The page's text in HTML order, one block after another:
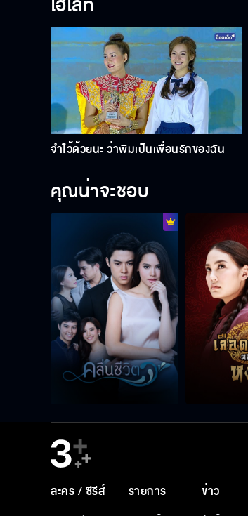
จำไว้ด้วยนะ ว่าพิมเป็นเพื่อนรักของฉัน
คุณน่าจะชอบ
ละคร / ซีรีส์ รายการ ข่าว